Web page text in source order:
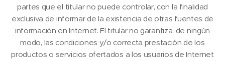
partes que el titular no puede controlar, con la finalidad
exclusiva de informar de la existencia de otras fuentes de
información en Internet. El titular no garantiza, de ningún
modo, las condiciones y/o correcta prestación de los
productos o servicios ofertados a los usuarios de Internet